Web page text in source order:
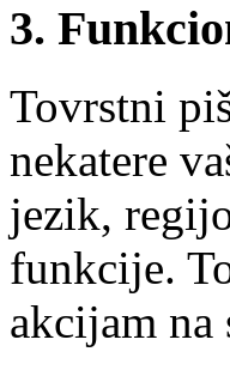
3.
Tovrstni
nekatere
jezik,
funkcije.
akcijam na